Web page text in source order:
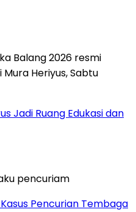
Jadi Ruang Edukasi dan
Pencurian Tembaga